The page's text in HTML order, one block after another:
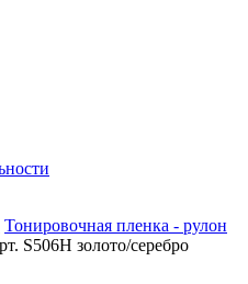
Тонировочная пленка - рулон
S506H золото/серебро